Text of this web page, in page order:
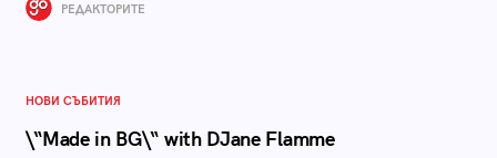
РЕДАКТОРИТЕ
НОВИ СЪБИТИЯ
\“Made in BG\“ with DJane Flamme